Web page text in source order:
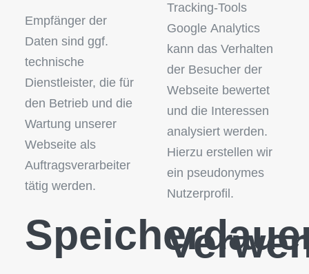
Empfänger der
Daten sind ggf.
technische
Dienstleister, die für
den Betrieb und die
Wartung unserer
Webseite als
Auftragsverarbeiter
tätig werden.
Tracking-Tools
Google Analytics
kann das Verhalten
der Besucher der
Webseite bewertet
und die Interessen
analysiert werden.
Hierzu erstellen wir
ein pseudonymes
Nutzerprofil.